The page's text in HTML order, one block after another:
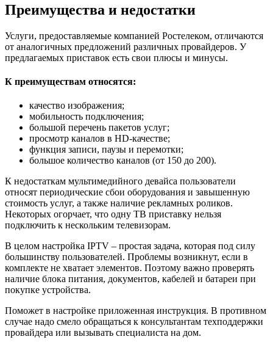
Преимущества и недостатки
Услуги, предоставляемые компанией Ростелеком, отличаются
от аналогичных предложений различных провайдеров. У
предлагаемых приставок есть свои плюсы и минусы.
К преимуществам относятся:
качество изображения;
мобильность подключения;
большой перечень пакетов услуг;
просмотр каналов в HD-качестве;
функция записи, паузы и перемотки;
большое количество каналов (от 150 до 200).
К недостаткам мультимедийного девайса пользователи
относят периодические сбои оборудования и завышенную
стоимость услуг, а также наличие рекламных роликов.
Некоторых огорчает, что одну ТВ приставку нельзя
подключить к нескольким телевизорам.
В целом настройка IPTV – простая задача, которая под силу
большинству пользователей. Проблемы возникнут, если в
комплекте не хватает элементов. Поэтому важно проверять
наличие блока питания, документов, кабелей и батареи при
покупке устройства.
Поможет в настройке приложенная инструкция. В противном
случае надо смело обращаться к консультантам техподдержки
провайдера или вызывать специалиста на дом.